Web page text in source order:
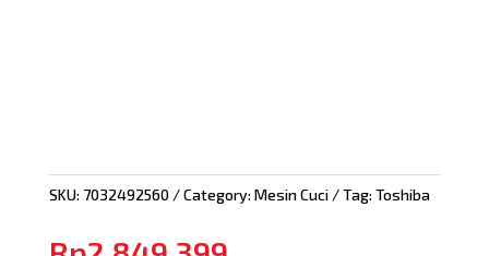
SKU: 7032492560 Category: Mesin Cuci Tag: Toshiba